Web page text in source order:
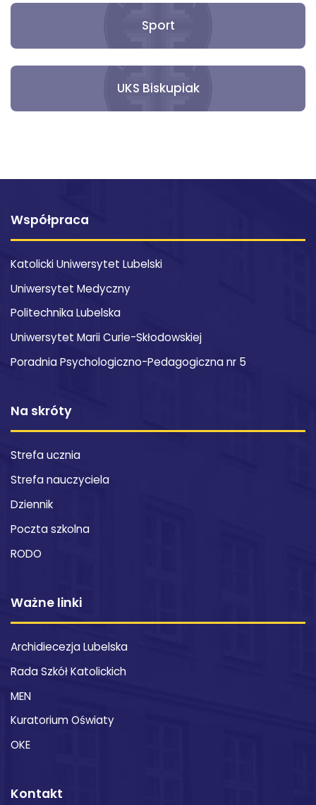
Sport
UKS Biskupiak
Współpraca
Katolicki Uniwersytet Lubelski
Uniwersytet Medyczny
Politechnika Lubelska
Uniwersytet Marii Curie-Skłodowskiej
Poradnia Psychologiczno-Pedagogiczna nr 5
Na skróty
Strefa ucznia
Strefa nauczyciela
Dziennik
Poczta szkolna
RODO
Ważne linki
Archidiecezja Lubelska
Rada Szkół Katolickich
MEN
Kuratorium Oświaty
OKE
Kontakt